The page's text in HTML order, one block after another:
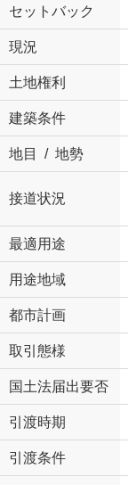
セットバック
現況
土地権利
建築条件
地目 / 地勢
接道状況
最適用途
用途地域
都市計画
取引態様
国土法届出要否
引渡時期
引渡条件